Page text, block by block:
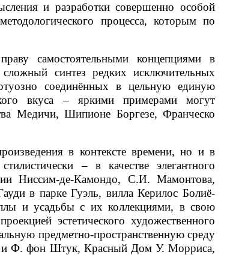
и разработки совершенно особой
процесса, которым по
самостоятельными концепциями в
синтез редких исключительных
соединённых в цельную единую
вкуса – яркими примерами могут
Медичи, Шипионе Боргезе, Франческо
в контексте времени, но и в
– в качестве элегантного
Ниссим-де-Камондо, С.И. Мамонтова,
в парке Гуэль, вилла Керилос Болиё-
и усадьбы с их коллекциями, в свою
эстетического художественного
предметно-пространственную среду
и Ф. фон Штук, Красный Дом У. Морриса,